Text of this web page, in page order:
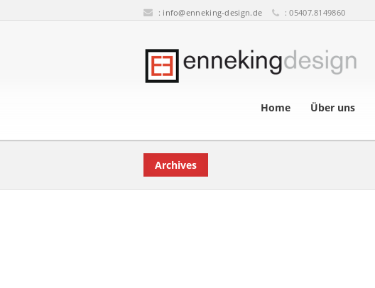
: info@enneking-design.de : 05407.8149860
Home Über uns
Archives